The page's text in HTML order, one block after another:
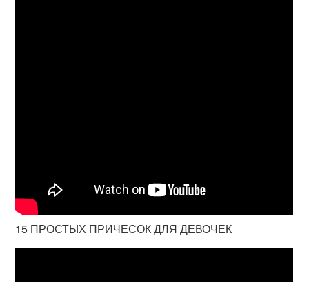
15 ПРОСТЫХ ПРИЧЕСОК ДЛЯ ДЕВОЧЕК